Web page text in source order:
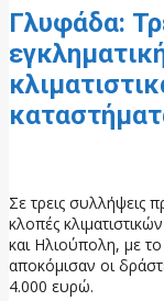
Γλυφάδα:
Σε τρεις συλλήψεις
κλοπές
και Ηλιούπολη, με
αποκόμισαν οι
4.000 ευρώ.